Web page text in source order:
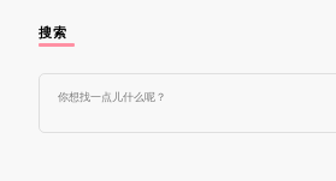
搜索
么